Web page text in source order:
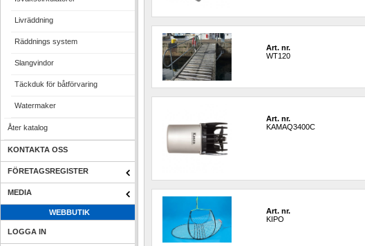
Livräddning
Räddnings system
Slangvindor
Täckduk för båtförvaring
Watermaker
Åter katalog
KONTAKTA OSS
FÖRETAGSREGISTER
MEDIA
WEBBUTIK
LOGGA IN
Art. nr.
WT120
Art. nr.
KAMAQ3400C
Art. nr.
KIPO